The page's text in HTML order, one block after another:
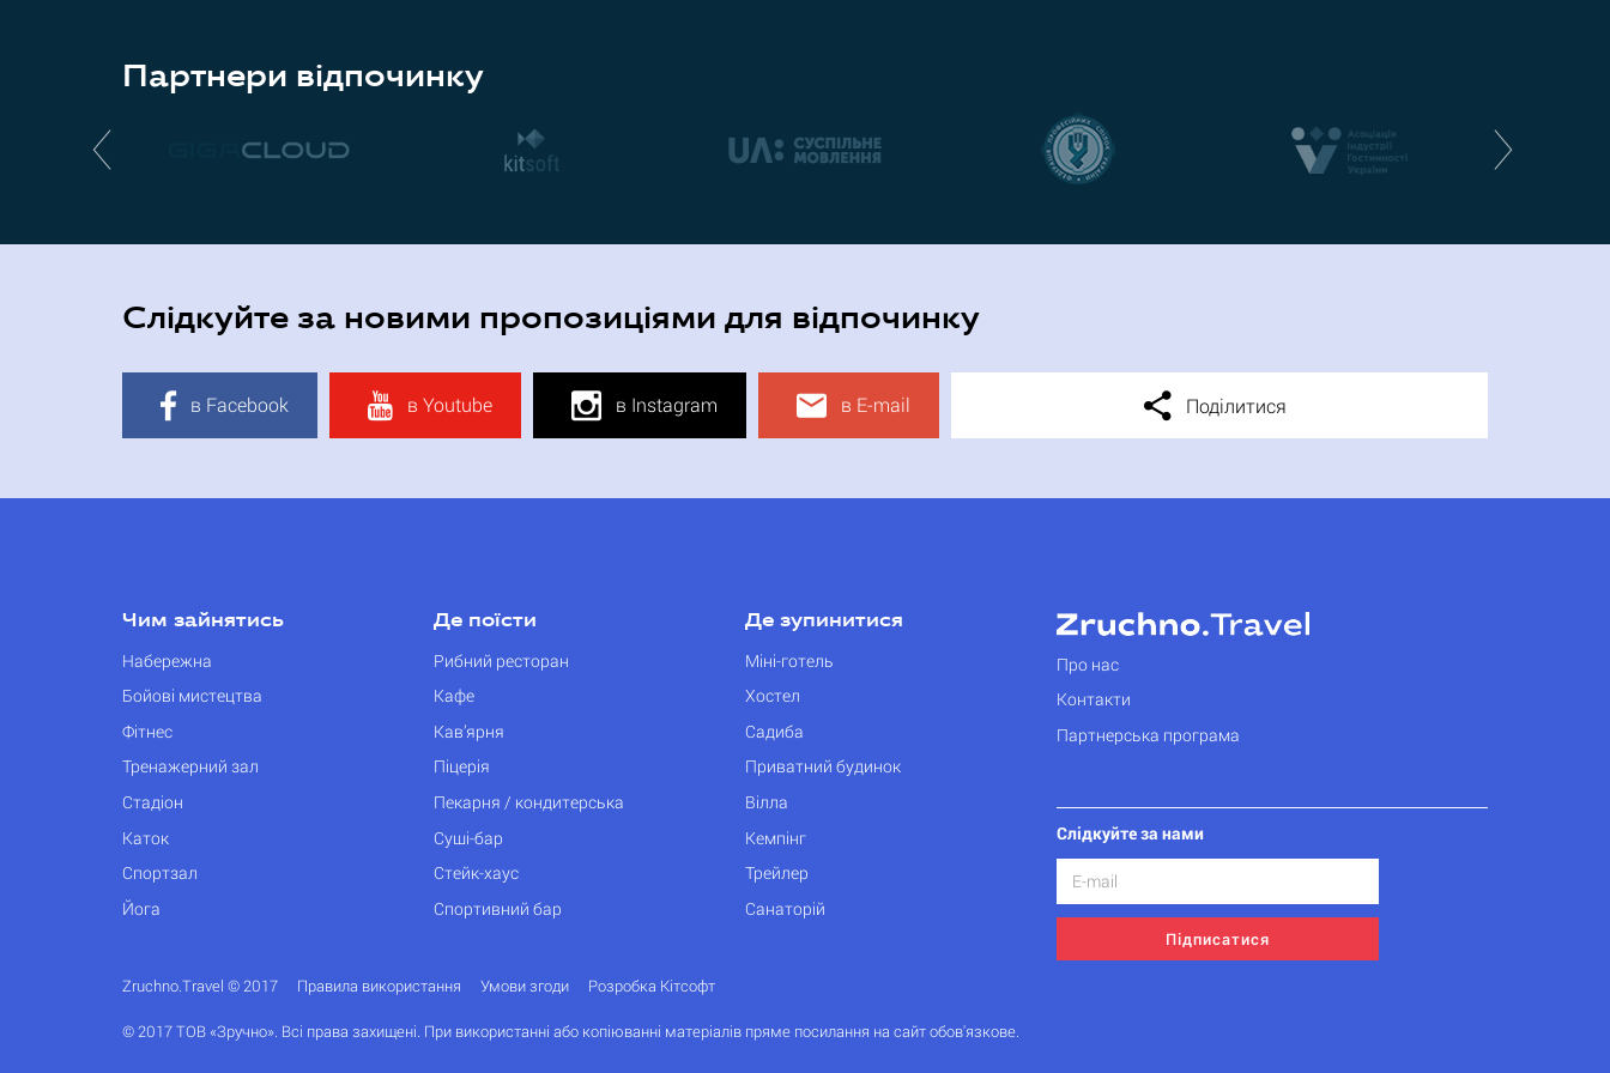
Партнери відпочинку
Слідкуйте за новими пропозиціями для відпочинку
в Facebook в Youtube в Instagram в E-mail Поділитися
Чим зайнятись
Набережна
Бойові мистецтва
Фітнес
Тренажерний зал
Стадіон
Каток
Спортзал
Йога
Де поїсти
Рибний ресторан
Кафе
Кав’ярня
Піцерія
Пекарня / кондитерська
Суші-бар
Стейк-хаус
Спортивний бар
Де зупинитися
Міні-готель
Хостел
Садиба
Приватний будинок
Вілла
Кемпінг
Трейлер
Санаторій
Про нас
Контакти
Партнерська програма
Слідкуйте за нами
Підписатися
Zruchno.Travel © 2017 Правила використання Умови згоди Розробка Кітсофт
© 2017 ТОВ «Зручно». Всі права захищені. При використанні або копіюванні матеріалів пряме посилання на сайт обов'язкове.